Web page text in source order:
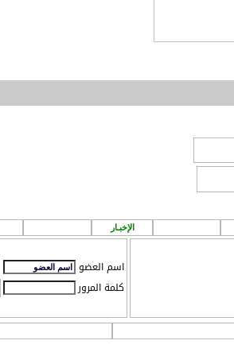
الإخبـار
اسم العضو
كلمة المرور